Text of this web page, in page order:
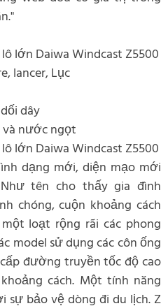
lớn Daiwa Windcast Z5500
lancer, Lục
dây
nước ngọt
lớn Daiwa Windcast Z5500
dạng mới, diện mạo mới
tên cho thấy gia đình
chóng, cuộn khoảng cách
loạt rộng rãi các phong
model sử dụng các côn ống
đường truyền tốc độ cao
cách. Một tính năng
sự bảo vệ dòng đi du lịch. Z